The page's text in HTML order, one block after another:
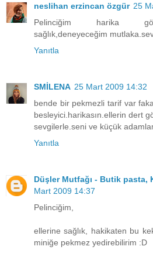
neslihan erzincan özgür 25
Pelinciğim harika
sağlık,deneyeceğim
Yanıtla
SMİLENA 25 Mart 2009 14:32
bende bir pekmezli tarif var
besleyici.harikasın.ellerin dert
sevgilerle.seni ve küçük
Yanıtla
Düşler Mutfağı - Butik pasta,
Mart 2009 14:37
Pelinciğim,
ellerine sağlık, hakikaten bu
miniğe pekmez yedirebilirim :D